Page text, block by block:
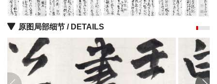
原图局部细节 / DETAILS
清
油
画
|
油
画